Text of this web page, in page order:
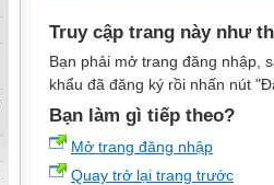
Truy cập trang này như
Bạn phải mở trang đăng nhập,
khẩu đã đăng ký rồi nhấn nút
Bạn làm gì tiếp theo?
Mở trang đăng nhập
Quay trở lại trang trước